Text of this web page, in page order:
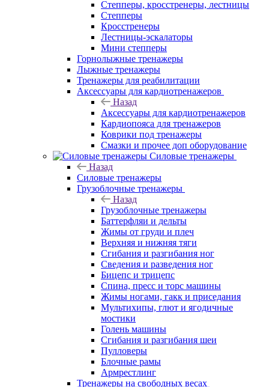
Степперы, кросстренеры, лестницы
Степперы
Кросстренеры
Лестницы-эскалаторы
Мини степперы
Горнолыжные тренажеры
Лыжные тренажеры
Тренажеры для реабилитации
Аксессуары для кардиотренажеров
Назад
Аксессуары для кардиотренажеров
Кардиопояса для тренажеров
Коврики под тренажеры
Смазки и прочее доп оборудование
Силовые тренажеры
Назад
Силовые тренажеры
Грузоблочные тренажеры
Назад
Грузоблочные тренажеры
Баттерфляи и дельты
Жимы от груди и плеч
Верхняя и нижняя тяги
Сгибания и разгибания ног
Сведения и разведения ног
Бицепс и трицепс
Спина, пресс и торс машины
Жимы ногами, гакк и приседания
Мультихипы, глют и ягодичные
мостики
Голень машины
Сгибания и разгибания шеи
Пулловеры
Блочные рамы
Армрестлинг
Тренажеры на свободных весах